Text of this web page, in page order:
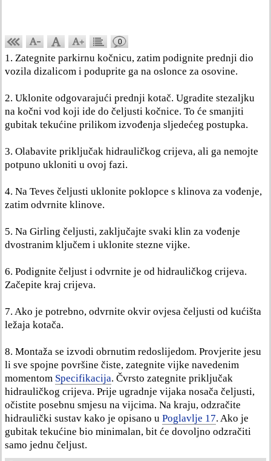
0
1. Zategnite parkirnu kočnicu, zatim podignite prednji dio
vozila dizalicom i poduprite ga na oslonce za osovine.
2. Uklonite odgovarajući prednji kotač. Ugradite stezaljku
na kočni vod koji ide do čeljusti kočnice. To će smanjiti
gubitak tekućine prilikom izvođenja sljedećeg postupka.
3. Olabavite priključak hidrauličkog crijeva, ali ga nemojte
potpuno ukloniti u ovoj fazi.
4. Na Teves čeljusti uklonite poklopce s klinova za vođenje,
zatim odvrnite klinove.
5. Na Girling čeljusti, zaključajte svaki klin za vođenje
dvostranim ključem i uklonite stezne vijke.
6. Podignite čeljust i odvrnite je od hidrauličkog crijeva.
Začepite kraj crijeva.
7. Ako je potrebno, odvrnite okvir ovjesa čeljusti od kućišta
ležaja kotača.
8. Montaža se izvodi obrnutim redoslijedom. Provjerite jesu
li sve spojne površine čiste, zategnite vijke navedenim
momentom Specifikacija. Čvrsto zategnite priključak
hidrauličkog crijeva. Prije ugradnje vijaka nosača čeljusti,
očistite posebnu smjesu na vijcima. Na kraju, odzračite
hidraulički sustav kako je opisano u Poglavlje 17. Ako je
gubitak tekućine bio minimalan, bit će dovoljno odzračiti
samo jednu čeljust.